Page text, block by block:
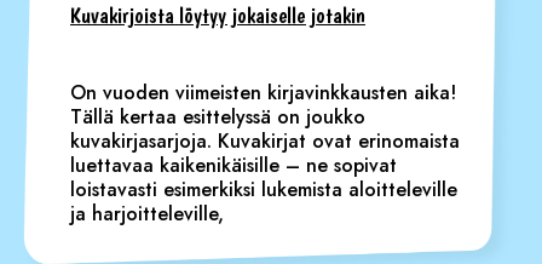
Kuvakirjoista löytyy jokaiselle jotakin
On vuoden viimeisten kirjavinkkausten aika!
Tällä kertaa esittelyssä on joukko
kuvakirjasarjoja. Kuvakirjat ovat erinomaista
luettavaa kaikenikäisille – ne sopivat
loistavasti esimerkiksi lukemista aloitteleville
ja harjoitteleville,